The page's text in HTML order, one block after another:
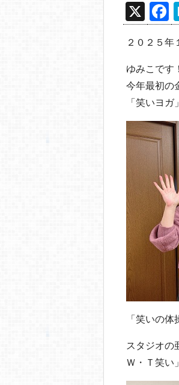
X
a
c
e
b
o
o
k
２０２５年
ゆみこです！
今年最初の
「笑いヨ
「笑いの
スタジオの
Ｗ・Ｔ笑い